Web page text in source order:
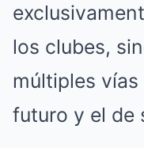
los clubes,
múltiples
futuro y el de